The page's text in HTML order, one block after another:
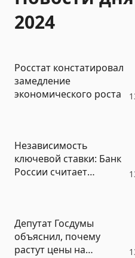
2024
Росстат констатировал
замедление
экономического роста
Независимость
ключевой ставки: Банк
России считает
правительством РФ
Депутат Госдумы
объяснил, почему
растут цены на